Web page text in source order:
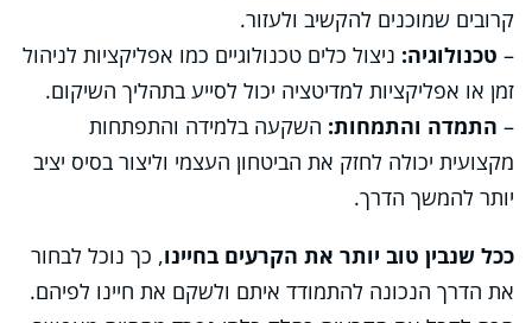
קרובים שמוכנים להקשיב ולעזור.
– טכנולוגיה: ניצול כלים טכנולוגיים כמו אפליקציות לניהול
זמן או אפליקציות למדיטציה יכול לסייע בתהליך השיקום.
– התמדה והתמחות: השקעה בלמידה והתפתחות
מקצועית יכולה לחזק את הביטחון העצמי וליצור בסיס יציב
יותר להמשך הדרך.
ככל שנבין טוב יותר את הקרעים בחיינו, כך נוכל לבחור
את הדרך הנכונה להתמודד איתם ולשקם את חיינו לפיהם.